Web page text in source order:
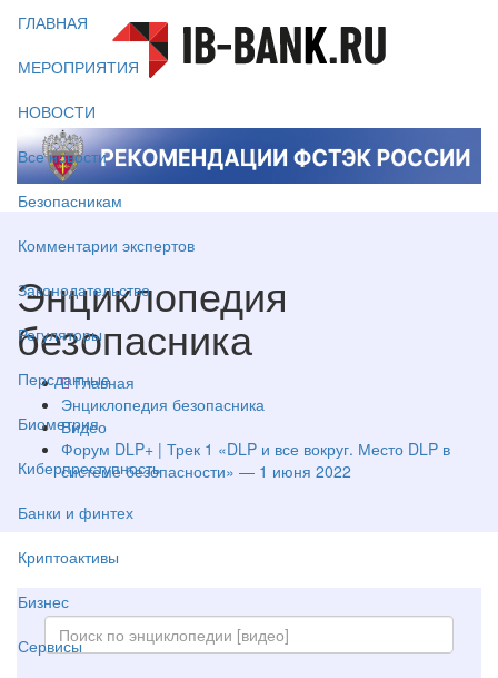
ГЛАВНАЯ
МЕРОПРИЯТИЯ
НОВОСТИ
Все новости
Безопасникам
Комментарии экспертов
Законодательство
Регуляторы
Персданные
Биометрия
Киберпреступность
Банки и финтех
Криптоактивы
Бизнес
Сервисы
Энциклопедия
безопасника
Главная
Энциклопедия безопасника
Видео
Форум DLP+ | Трек 1 «DLP и все вокруг. Место DLP в
системе безопасности» — 1 июня 2022